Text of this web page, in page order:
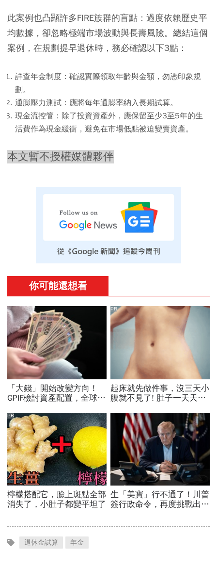
此案例也凸顯許多FIRE族群的盲點：過度依賴歷史平
均數據，卻忽略極端市場波動與長壽風險。總結這個
案例，在規劃提早退休時，務必確認以下3點：
詳查年金制度：確認實際領取年齡與金額，勿憑印象規
劃。
通膨壓力測試：應將每年通膨率納入長期試算。
現金流控管：除了投資資產外，應保留至少3至5年的生
活費作為現金緩衝，避免在市場低點被迫變賣資產。
本文暫不授權媒體夥伴
退休金試算 年金